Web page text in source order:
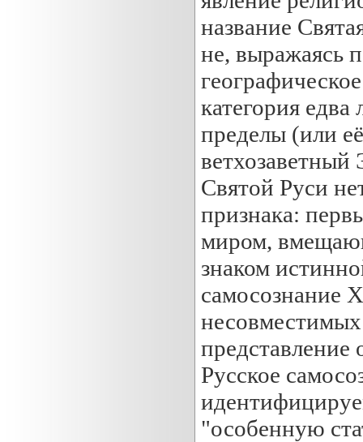
название
не, выражаясь
категория
пределы (или
ветхозаветный
Святой Руси
признака:
миром,
знаком
самосознание
представление
Русское
"особенную